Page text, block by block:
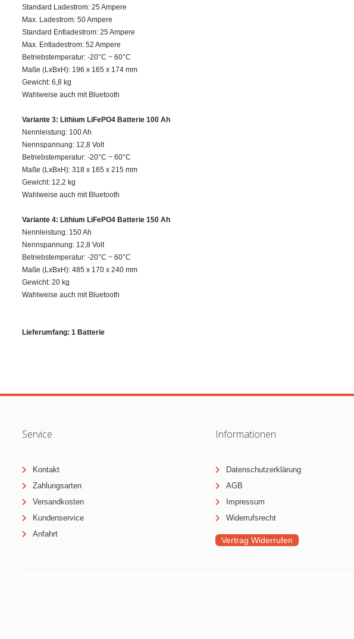
Standard Ladestrom: 25 Ampere
Max. Ladestrom: 50 Ampere
Standard Entladestrom: 25 Ampere
Max. Entladestrom: 52 Ampere
Betriebstemperatur: -20°C ~ 60°C
Maße (LxBxH): 196 x 165 x 174 mm
Gewicht: 6,8 kg
Wahlweise auch mit Bluetooth
Variante 3: Lithium LiFePO4 Batterie 100 Ah
Nennleistung: 100 Ah
Nennspannung: 12,8 Volt
Betriebstemperatur: -20°C ~ 60°C
Maße (LxBxH): 318 x 165 x 215 mm
Gewicht: 12,2 kg
Wahlweise auch mit Bluetooth
Variante 4: Lithium LiFePO4 Batterie 150 Ah
Nennleistung: 150 Ah
Nennspannung: 12,8 Volt
Betriebstemperatur: -20°C ~ 60°C
Maße (LxBxH): 485 x 170 x 240 mm
Gewicht: 20 kg
Wahlweise auch mit Bluetooth
Lieferumfang: 1 Batterie
Service
Kontakt
Zahlungsarten
Versandkosten
Kundenservice
Anfahrt
Informationen
Datenschutzerklärung
AGB
Impressum
Widerrufsrecht
Vertrag Widerrufen